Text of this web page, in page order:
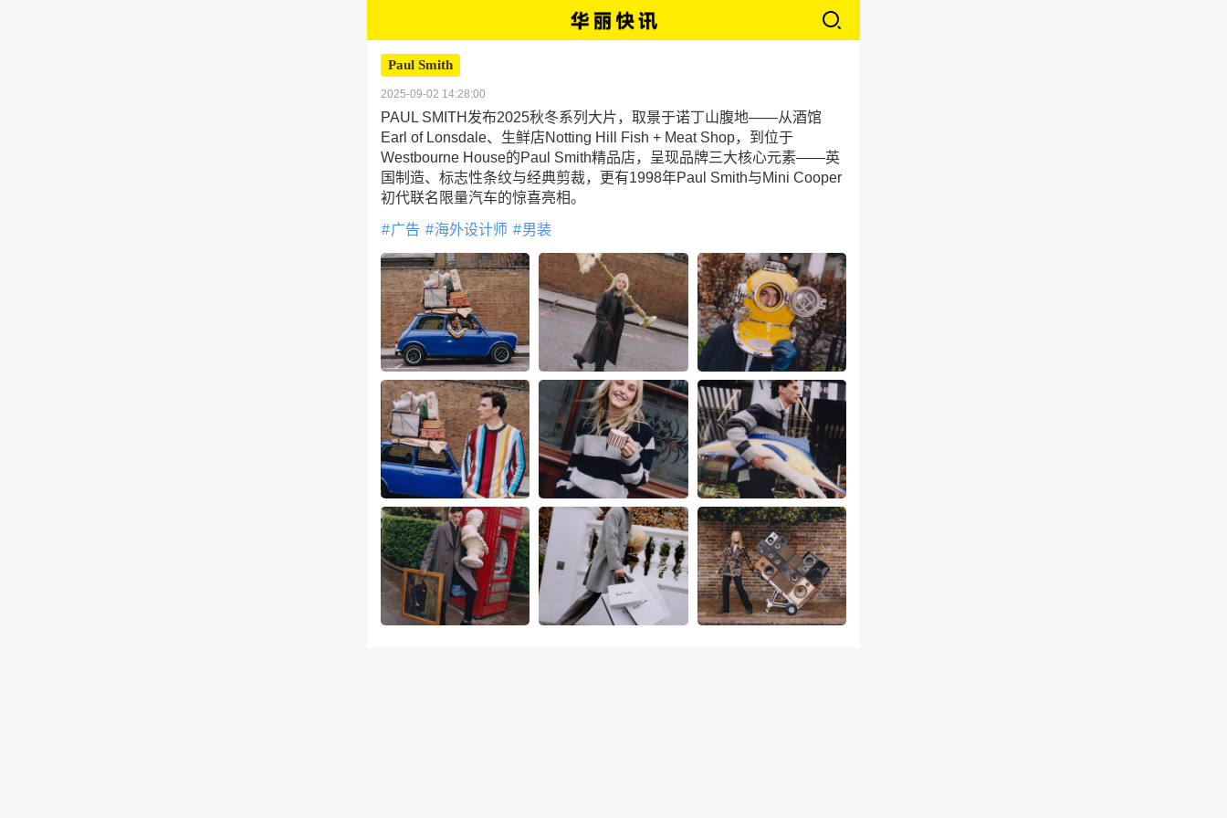
Paul Smith
2025-09-02 14:28:00
PAUL SMITH发布2025秋冬系列大片，取景于诺丁山腹地——从酒馆
Earl of Lonsdale、生鲜店Notting Hill Fish + Meat Shop，到位于
Westbourne House的Paul Smith精品店，呈现品牌三大核心元素——英
国制造、标志性条纹与经典剪裁，更有1998年Paul Smith与Mini Cooper
初代联名限量汽车的惊喜亮相。
广告 海外设计师 男装